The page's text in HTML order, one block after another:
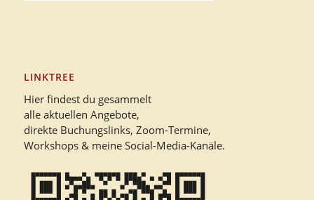
LINKTREE
Hier findest du gesammelt
alle aktuellen Angebote,
direkte Buchungslinks, Zoom-Termine,
Workshops & meine Social-Media-Kanäle.